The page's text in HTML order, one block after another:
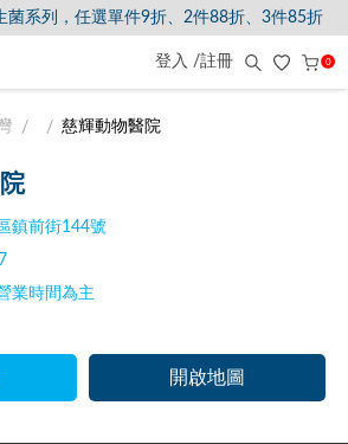
菌系列，任選單件9折、2件88折、3件85折
登入 /註冊 0
慈輝動物醫院
鎮前街144號
業時間為主
開啟地圖